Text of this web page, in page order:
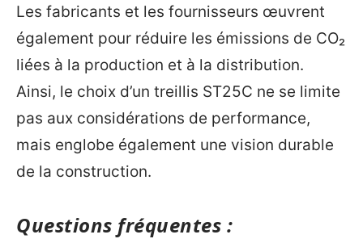
Les fabricants et les fournisseurs œuvrent
également pour réduire les émissions de CO₂
liées à la production et à la distribution.
Ainsi, le choix d’un treillis ST25C ne se limite
pas aux considérations de performance,
mais englobe également une vision durable
de la construction.
Questions fréquentes :